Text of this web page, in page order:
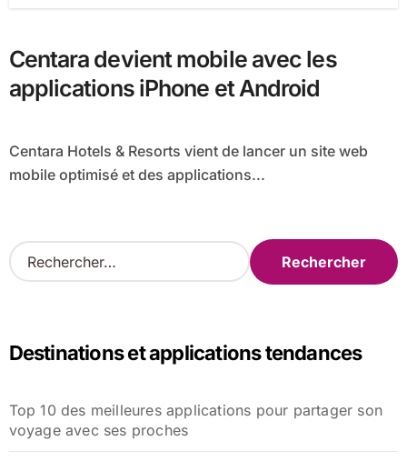
Centara devient mobile avec les
applications iPhone et Android
Centara Hotels & Resorts vient de lancer un site web
mobile optimisé et des applications...
R
e
r
e
r
Destinations et applications tendances
Top 10 des meilleures applications pour partager son
voyage avec ses proches